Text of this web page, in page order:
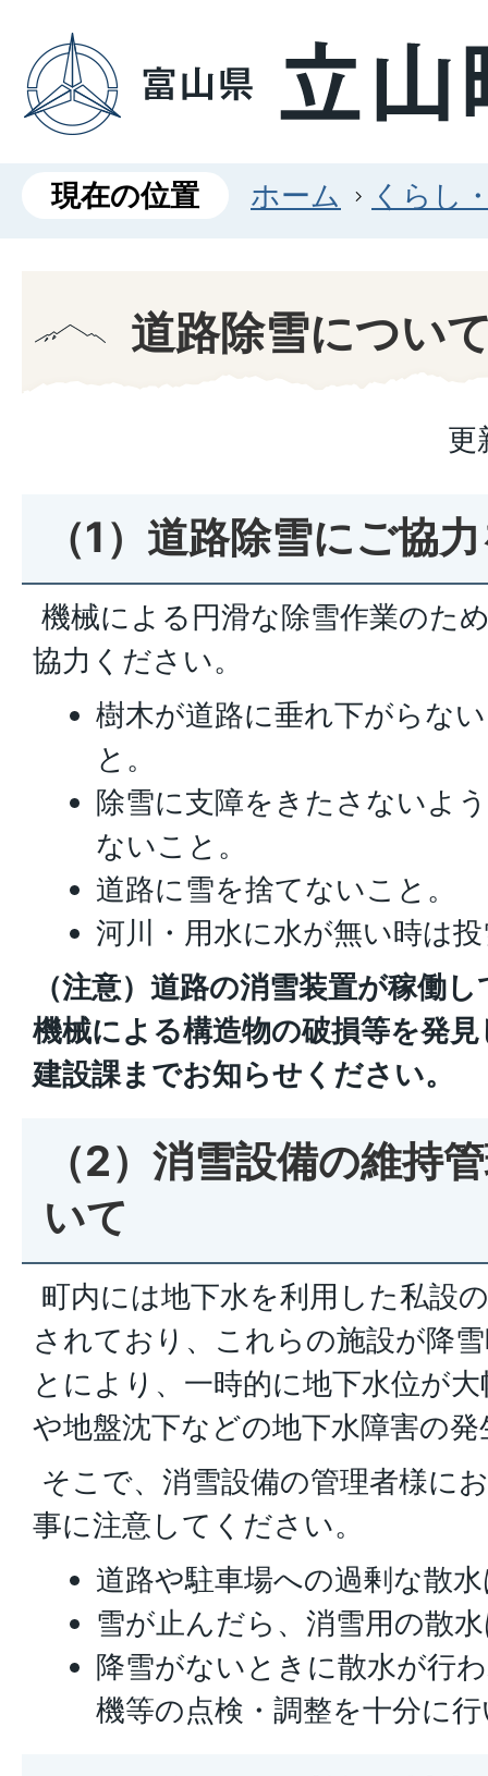
現在の位置 ホーム くらし
道路除雪につい
更
（1）道路除雪にご協
機械による円滑な除雪作業のた
協力ください。
樹木が道路に垂れ下がらな
と。
除雪に支障をきたさないよ
ないこと。
道路に雪を捨てないこと。
河川・用水に水が無い時は
（注意）道路の消雪装置が稼働
機械による構造物の破損等を発
建設課までお知らせください。
（2）消雪設備の維持
いて
町内には地下水を利用した私設
されており、これらの施設が降
とにより、一時的に地下水位が
や地盤沈下などの地下水障害の
そこで、消雪設備の管理者様に
事に注意してください。
道路や駐車場への過剰な散
雪が止んだら、消雪用の散
降雪がないときに散水が行
機等の点検・調整を十分に